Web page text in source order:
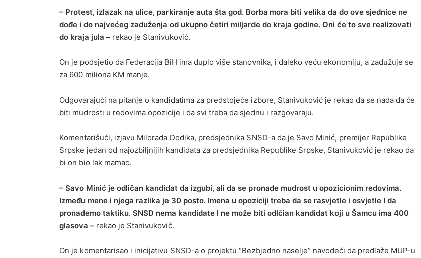
– Protest, izlazak na ulice, parkiranje auta šta god. Borba mora biti velika da do ove sjednice ne
dođe i do najvećeg zaduženja od ukupno četiri miljarde do kraja godine. Oni će to sve realizovati
do kraja jula – rekao je Stanivuković.
On je podsjetio da Federacija BiH ima duplo više stanovnika, i daleko veću ekonomiju, a zadužuje se
za 600 miliona KM manje.
Odgovarajući na pitanje o kandidatima za predstojeće izbore, Stanivuković je rekao da se nada da će
biti mudrosti u redovima opozicije i da svi treba da sjednu i razgovaraju.
Komentarišući, izjavu Milorada Dodika, predsjednika SNSD-a da je Savo Minić, premijer Republike
Srpske jedan od najozbiljnijih kandidata za predsjednika Republike Srpske, Stanivuković je rekao da
bi on bio lak mamac.
– Savo Minić je odličan kandidat da izgubi, ali da se pronađe mudrost u opozicionim redovima.
Između mene i njega razlika je 30 posto. Imena u opoziciji treba da se rasvjetle i osvjetle I da
pronađemo taktiku. SNSD nema kandidate I ne može biti odlčian kandidat koji u Šamcu ima 400
glasova – rekao je Stanivuković.
On je komentarisao i inicijativu SNSD-a o projektu “Bezbjedno naselje” navodeći da predlaže MUP-u